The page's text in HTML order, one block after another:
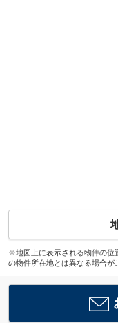
※地図上に表示される物件の位
の物件所在地とは異なる場合が